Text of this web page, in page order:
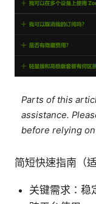
Parts of this
assistance.
before relying
简短快速指南（
关键需求：稳